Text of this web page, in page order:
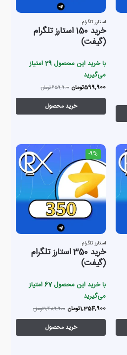
استارز تلگرام
خرید 150 استارز تلگرام
(گیفت)
با خرید این محصول29امتیاز
می‌گیرید
659,900تومان 599,900تومان
خرید محصول
-9%
استارز تلگرام
خرید 350 استارز تلگرام
(گیفت)
با خرید این محصول67امتیاز
می‌گیرید
1,489,900تومان 1,354,900تومان
خرید محصول